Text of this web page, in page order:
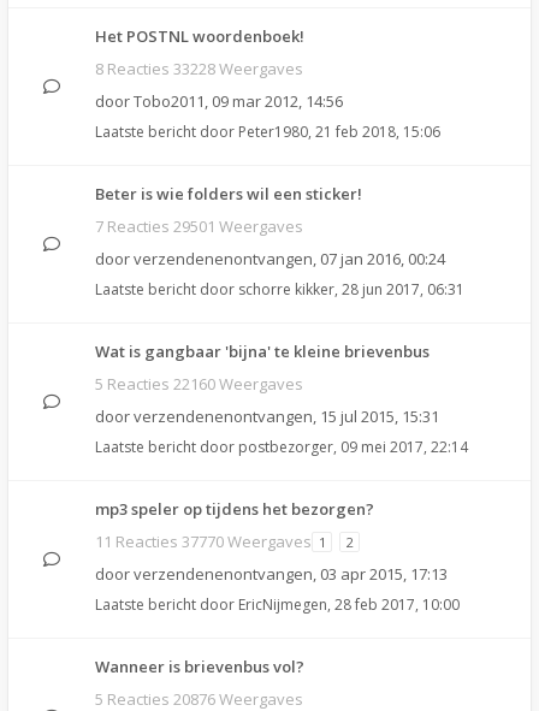
Het POSTNL woordenboek!
8 Reacties 33228 Weergaves
doorTobo2011, 09 mar 2012, 14:56
Laatste bericht door Peter1980, 21 feb 2018, 15:06
Beter is wie folders wil een sticker!
7 Reacties 29501 Weergaves
doorverzendenenontvangen, 07 jan 2016, 00:24
Laatste bericht door schorre kikker, 28 jun 2017, 06:31
Wat is gangbaar 'bijna' te kleine brievenbus
5 Reacties 22160 Weergaves
doorverzendenenontvangen, 15 jul 2015, 15:31
Laatste bericht door postbezorger, 09 mei 2017, 22:14
mp3 speler op tijdens het bezorgen?
11 Reacties 37770 Weergaves 1 2
doorverzendenenontvangen, 03 apr 2015, 17:13
Laatste bericht door EricNijmegen, 28 feb 2017, 10:00
Wanneer is brievenbus vol?
5 Reacties 20876 Weergaves